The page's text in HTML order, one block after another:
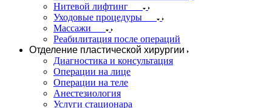
Нитевой лифтинг
Уходовые процедуры
Массажи
Реабилитация после операций
Отделение пластической хирургии
Диагностика и консультация
Операции на лице
Операции на теле
Анестезиология
Услуги стационара